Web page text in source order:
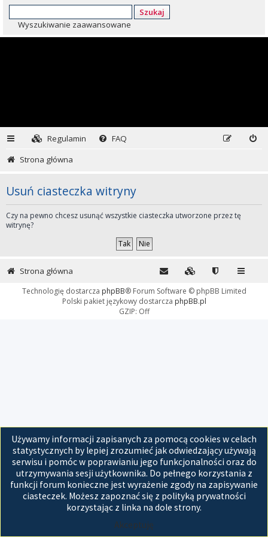
Szukaj
Wyszukiwanie zaawansowane
Regulamin
FAQ
Strona główna
Usuń ciasteczka witryny
Czy na pewno chcesz usunąć wszystkie ciasteczka utworzone przez tę
witrynę?
Używamy informacji zapisanych za pomocą cookies w celach
statystycznych by lepiej zrozumieć jak odwiedzający używają
serwisu i pomóc w poprawianiu jego funkcjonalności oraz do
utrzymywania sesji użytkownika. Do pełnego korzystania z
funkcji forum konieczne jest wyrażenie zgody na zapisywanie
ciasteczek. Możesz zapoznać się z polityką prywatności
korzystając z linka na dole strony.
Akceptuję
Strona główna
Technologię dostarcza phpBB® Forum Software © phpBB Limited
Polski pakiet językowy dostarcza phpBB.pl
GZIP: Off